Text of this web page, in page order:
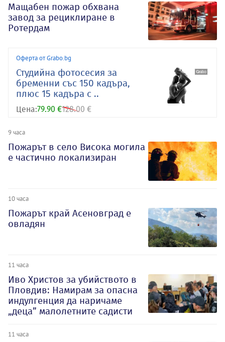
Мащабен пожар обхвана
завод за рециклиране в
Ротердам
Оферта от Grabo.bg
Студийна фотосесия за
бременни със 150 кадъра,
плюс 15 кадъра с ..
Цена:79.90 €128.00 €
9 часа
Пожарът в село Висока могила
е частично локализиран
10 часа
Пожарът край Асеновград е
овладян
11 часа
Иво Христов за убийството в
Пловдив: Намирам за опасна
индулгенция да наричаме
„деца” малолетните садисти
11 часа